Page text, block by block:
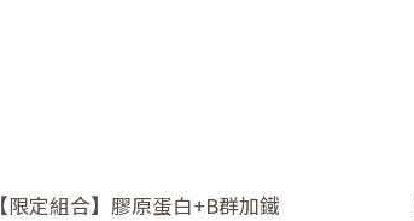
【限定組合】膠原蛋白+B群加鐵